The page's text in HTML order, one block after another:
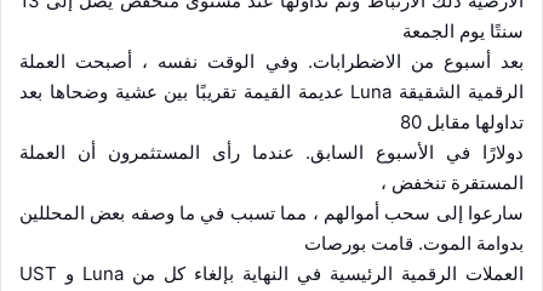
سنتًا يوم الجمعة
بعد أسبوع من الاضطرابات. وفي الوقت نفسه ، أصبحت العملة
الرقمية الشقيقة Luna عديمة القيمة تقريبًا بين عشية وضحاها بعد
تداولها مقابل 80
دولارًا في الأسبوع السابق. عندما رأى المستثمرون أن العملة
المستقرة تنخفض ،
سارعوا إلى سحب أموالهم ، مما تسبب في ما وصفه بعض المحللين
بدوامة الموت. قامت بورصات
العملات الرقمية الرئيسية في النهاية بإلغاء كل من Luna و UST